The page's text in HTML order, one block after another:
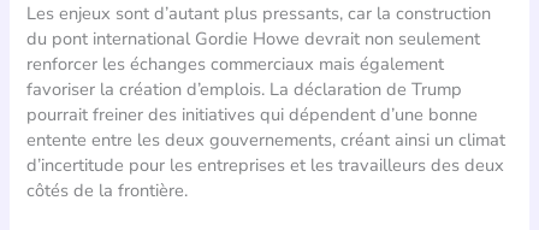
Les enjeux sont d’autant plus pressants, car la construction
du pont international Gordie Howe devrait non seulement
renforcer les échanges commerciaux mais également
favoriser la création d’emplois. La déclaration de Trump
pourrait freiner des initiatives qui dépendent d’une bonne
entente entre les deux gouvernements, créant ainsi un climat
d’incertitude pour les entreprises et les travailleurs des deux
côtés de la frontière.